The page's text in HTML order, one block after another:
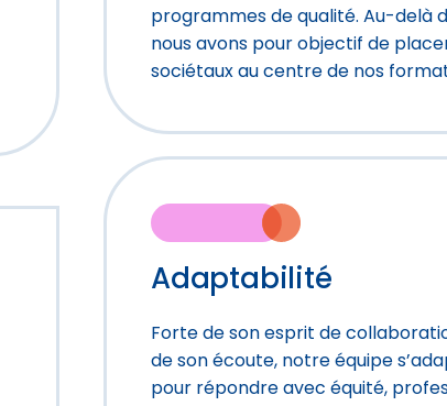
programmes de qualité. Au-delà
nous avons pour objectif de
sociétaux au centre de nos
Adaptabilité
Forte de son esprit de
de son écoute, notre équipe
pour répondre avec équité,